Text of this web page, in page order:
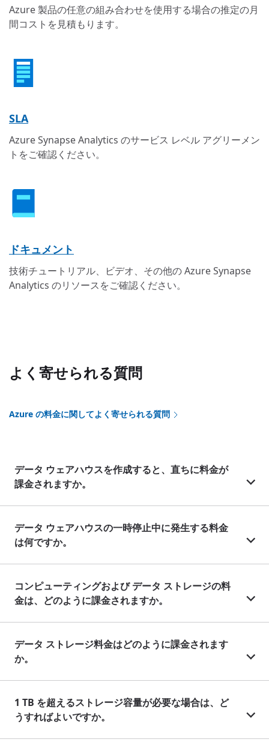
Azure 製品の任意の組み合わせを使用する場合の推定の月
間コストを見積もります。
SLA
Azure Synapse Analytics のサービス レベル アグリーメン
トをご確認ください。
ドキュメント
技術チュートリアル、ビデオ、その他の Azure Synapse
Analytics のリソースをご確認ください。
よく寄せられる質問
Azure の料金に関してよく寄せられる質問
データ ウェアハウスを作成すると、直ちに料金が
課金されますか。
データ ウェアハウスの一時停止中に発生する料金
は何ですか。
コンピューティングおよび データ ストレージの料
金は、どのように課金されますか。
データ ストレージ料金はどのように課金されます
か。
1 TB を超えるストレージ容量が必要な場合は、ど
うすればよいですか。